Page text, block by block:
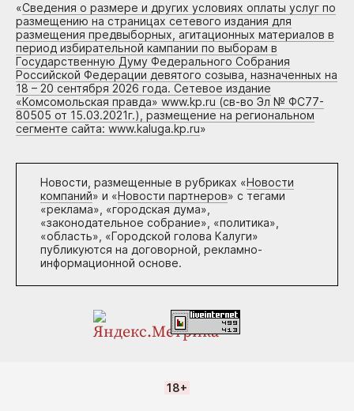
«Сведения о размере и других условиях оплаты услуг по
размещению на страницах сетевого издания для
размещения предвыборных, агитационных материалов в
период избирательной кампании по выборам в
Государственную Думу Федерального Собрания
Российской Федерации девятого созыва, назначенных на
18 – 20 сентября 2026 года. Сетевое издание
«Комсомольская правда» www.kp.ru (св-во Эл № ФС77-
80505 от 15.03.2021г.), размещение на региональном
сегменте сайта: www.kaluga.kp.ru»
Новости, размещенные в рубриках «Новости
компаний» и «Новости партнеров» с тегами
«реклама», «городская дума»,
«законодательное собрание», «политика»,
«область», «Городской голова Калуги»
публикуются на договорной, рекламно-
информационной основе.
18+